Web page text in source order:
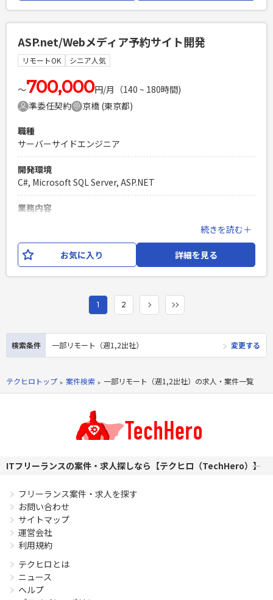
テクヒロトップ 案件検索 一部リモート（週1,2出社）の求人・案件一覧
必須スキル
・社内外のコミュニケーションが問題なく取れる方 ・下記、
いずれかの経験をお持ちの方 - アフィリエイト代理店関連経
験者 - アフィリエイトASP経験者（フロントサイド）
PHPを用いたWebサービスの開発経験4年以上
Laravelを用いた開発経験1年以上
エンジニア複数人のチームでの開発経験
ASP.net/Webメディア予約サイト開発
リモートOK シニア人気
〜700,000円/月（140 ~ 180時間)
準委任契約
京橋 (東京都)
職種
サーバーサイドエンジニア
開発環境
C#, Microsoft SQL Server, ASP.NET
業務内容
ASP.netを用いた開発となり、一人称で自走できる方の募集と
なります。
す。（△の場合はコメントを添えて下さいませ。） ・
ASP.NET(C#)エンジニアのご経験（3年以上） ・Webform開
ご経験（1年以上） ・B2C Webサイト開発のご経験（1年以
上） ・SQLServerのチューニング、設定のご経験
Laravelを用いた開発経験1年以上
エンジニア複数人のチームでの開発経験
続きを読む＋
お気に入り 詳細を見る
1 2
検索条件 一部リモート（週1,2出社） 変更する
ITフリーランスの案件・求人探しなら【テクヒロ（TechHero）】
フリーランス案件・求人を探す
お問い合わせ
サイトマップ
運営会社
利用規約
テクヒロとは
ニュース
ヘルプ